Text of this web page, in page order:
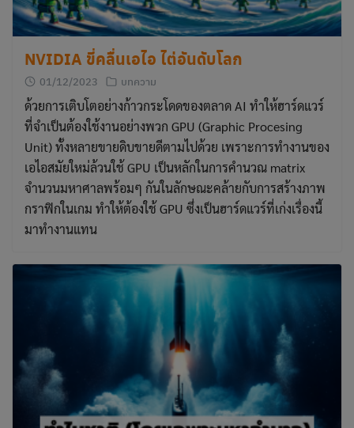
NVIDIA ขี่คลื่นเอไอ ไต่อันดับโลก
01/12/2023 บทความ
ด้วยการเติบโตอย่างก้าวกระโดดของตลาด AI ทำให้ฮาร์ดแวร์
ที่จำเป็นต้องใช้งานอย่างพวก GPU (Graphic Procesing
Unit) ทั้งหลายขายดิบขายดีตามไปด้วย เพราะการทำงานของ
เอไอสมัยใหม่ล้วนใช้ GPU เป็นหลักในการคำนวณ matrix
จำนวนมหาศาลพร้อมๆ กันในลักษณะคล้ายกับการสร้างภาพ
กราฟิกในเกม ทำให้ต้องใช้ GPU ซึ่งเป็นฮาร์ดแวร์ที่เก่งเรื่องนี้
มาทำงานแทน